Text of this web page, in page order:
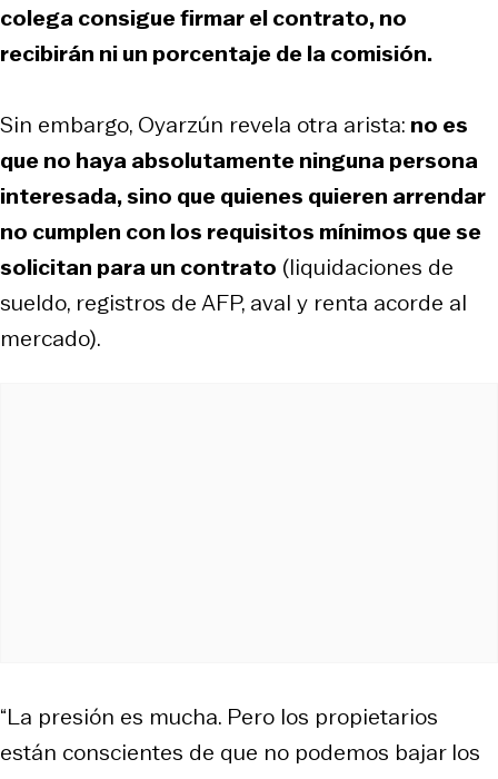
colega consigue firmar el contrato, no
recibirán ni un porcentaje de la comisión.
Sin embargo, Oyarzún revela otra arista: no es
que no haya absolutamente ninguna persona
interesada, sino que quienes quieren arrendar
no cumplen con los requisitos mínimos que se
solicitan para un contrato (liquidaciones de
sueldo, registros de AFP, aval y renta acorde al
mercado).
“La presión es mucha. Pero los propietarios
están conscientes de que no podemos bajar los